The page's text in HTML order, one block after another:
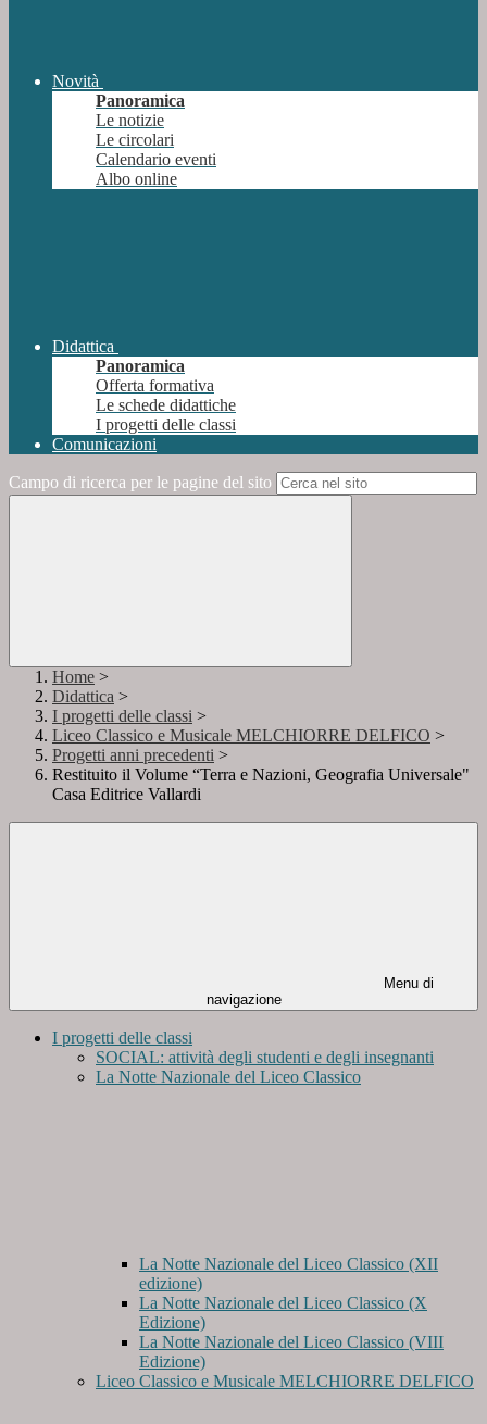
Novità
Panoramica
Le notizie
Le circolari
Calendario eventi
Albo online
Didattica
Panoramica
Offerta formativa
Le schede didattiche
I progetti delle classi
Comunicazioni
Campo di ricerca per le pagine del sito
Home >
Didattica >
I progetti delle classi >
Liceo Classico e Musicale MELCHIORRE DELFICO >
Progetti anni precedenti >
Restituito il Volume “Terra e Nazioni, Geografia Universale"
Casa Editrice Vallardi
Menu di
navigazione
I progetti delle classi
SOCIAL: attività degli studenti e degli insegnanti
La Notte Nazionale del Liceo Classico
La Notte Nazionale del Liceo Classico (XII
edizione)
La Notte Nazionale del Liceo Classico (X
Edizione)
La Notte Nazionale del Liceo Classico (VIII
Edizione)
Liceo Classico e Musicale MELCHIORRE DELFICO